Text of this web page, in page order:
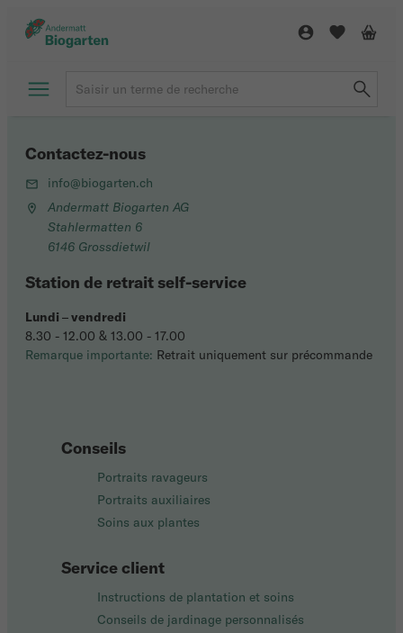
Conseils
Portraits ravageurs
Portraits auxiliaires
Soins aux plantes
Service client
Instructions de plantation et soins
Conseils de jardinage personnalisés
Contactez-nous
info@biogarten.ch
Andermatt Biogarten AG
Stahlermatten 6
6146 Grossdietwil
Station de retrait self-service
Lundi –vendredi
8.30 - 12.00 & 13.00 - 17.00
Remarque importante: Retrait uniquement sur précommande